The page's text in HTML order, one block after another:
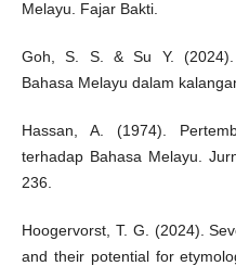
Melayu. Fajar Bakti.
Goh, S. S. & Su Y. (2024).
Bahasa Melayu dalam
Hassan, A. (1974).
terhadap Bahasa Melayu.
236.
Hoogervorst, T. G. (2024).
and their potential for